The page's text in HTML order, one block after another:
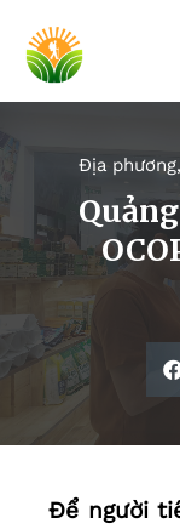
Địa phương,
Để người